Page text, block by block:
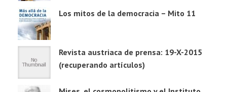
Los mitos de la democracia – Mito 11
Revista austriaca de prensa: 19-X-2015
(recuperando artículos)